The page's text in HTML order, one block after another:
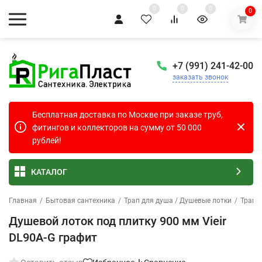
0 0 0 0
+7 (991) 241-42-00
заказать звонок
Бесплатная доставка по Москве при заказе труб,
фитингов и коллекторов на сумму от 50 000
рублей!
КАТАЛОГ
Главная / Бытовая сантехника / Трап для душа / Душевые лотки /
Душевой лоток под плитку 900 мм Vieir
DL90A-G графит